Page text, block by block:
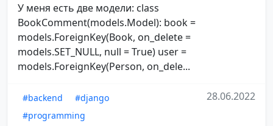
У меня есть две модели: class
BookComment(models.Model): book =
models.ForeignKey(Book, on_delete =
models.SET_NULL, null = True) user =
models.ForeignKey(Person, on_dele...
#backend
#django
#programming
28.06.2022